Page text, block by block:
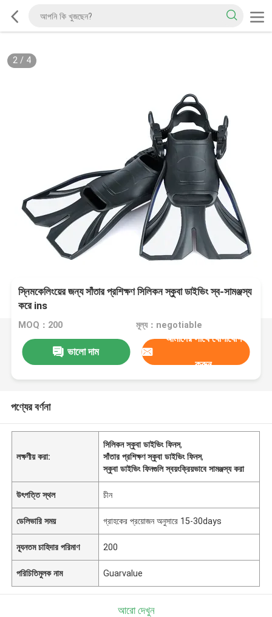
2/ 4
স্নিমকেলিংয়ের জন্য সাঁতার প্রশিক্ষণ সিলিকন স্কুবা ডাইভিং স্ব-সামঞ্জস্য
করে ins
MOQ：200 মূল্য：negotiable
ভালো দাম
আমাদের সাথে যোগাযোগ
করুন
পণ্যের বর্ণনা
লক্ষণীয় করা:
সিলিকন স্কুবা ডাইভিং ফিনস,
সাঁতার প্রশিক্ষণ স্কুবা ডাইভিং ফিনস,
স্কুবা ডাইভিং ফিনগুলি স্বয়ংক্রিয়ভাবে সামঞ্জস্য করা
উৎপত্তি স্থল চীন
ডেলিভারি সময় গ্রাহকের প্রয়োজন অনুসারে 15-30days
ন্যূনতম চাহিদার পরিমাণ 200
পরিচিতিমুলক নাম Guarvalue
আরো দেখুন